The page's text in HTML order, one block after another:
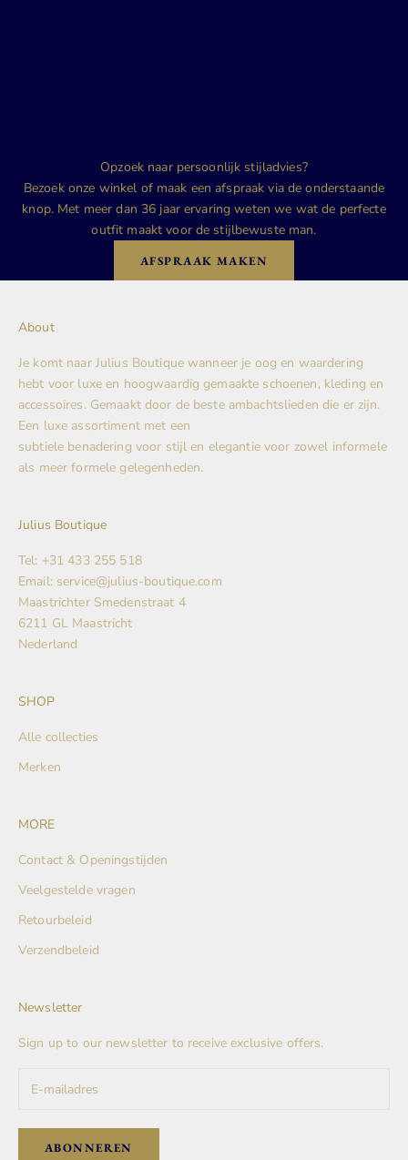
Opzoek naar persoonlijk stijladvies?
Bezoek onze winkel of maak een afspraak via de onderstaande
knop. Met meer dan 36 jaar ervaring weten we wat de perfecte
outfit maakt voor de stijlbewuste man.
AFSPRAAK MAKEN
About
Je komt naar Julius Boutique wanneer je oog en waardering
hebt voor luxe en hoogwaardig gemaakte schoenen, kleding en
accessoires. Gemaakt door de beste ambachtslieden die er zijn.
Een luxe assortiment met een
subtiele benadering voor stijl en elegantie voor zowel informele
als meer formele gelegenheden.
Julius Boutique
Tel: +31 433 255 518
Email: service@julius-boutique.com
Maastrichter Smedenstraat 4
6211 GL Maastricht
Nederland
SHOP
Alle collecties
Merken
MORE
Contact & Openingstijden
Veelgestelde vragen
Retourbeleid
Verzendbeleid
Newsletter
Sign up to our newsletter to receive exclusive offers.
ABONNEREN